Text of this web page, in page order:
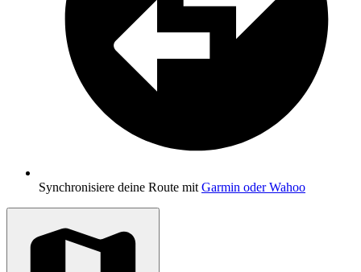
Synchronisiere deine Route mit Garmin oder Wahoo